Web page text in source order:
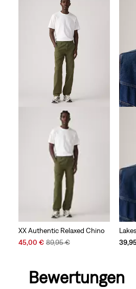
XX Authentic Relaxed Chino
Sale
45,00 €Original
89,95 €
Bewertungen